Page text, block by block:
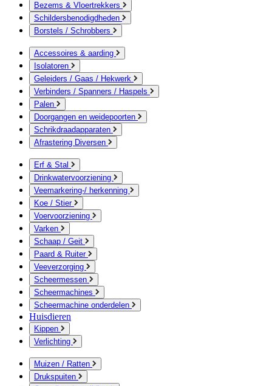
Bezems & Vloertrekkers
Schildersbenodigdheden
Borstels / Schrobbers
Accessoires & aarding
Isolatoren
Geleiders / Gaas / Hekwerk
Verbinders / Spanners / Haspels
Palen
Doorgangen en weidepoorten
Schrikdraadapparaten
Afrastering Diversen
Erf & Stal
Drinkwatervoorziening
Veemarkering-/ herkenning
Koe / Stier
Voervoorziening
Varken
Schaap / Geit
Paard & Ruiter
Veeverzorging
Scheermessen
Scheermachines
Scheermachine onderdelen
Huisdieren
Kippen
Verlichting
Muizen / Ratten
Drukspuiten